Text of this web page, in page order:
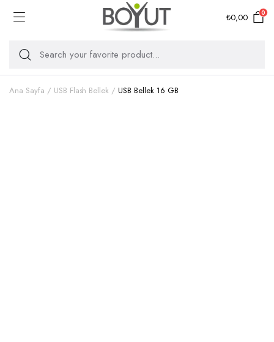
₺0,00 0
Ana Sayfa USB Flash Bellek USB Bellek 16 GB